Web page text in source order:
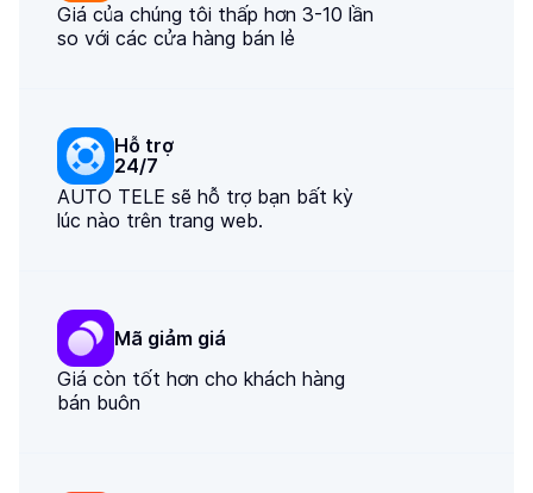
Giá của chúng tôi thấp hơn 3-10 lần
so với các cửa hàng bán lẻ
Hỗ trợ
24/7
AUTO TELE sẽ hỗ trợ bạn bất kỳ
lúc nào trên trang web.
Mã giảm giá
Giá còn tốt hơn cho khách hàng
bán buôn